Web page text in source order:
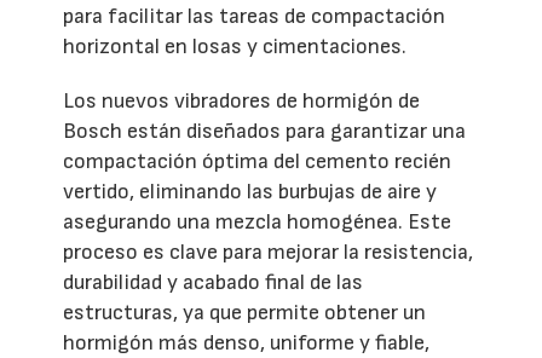
para facilitar las tareas de compactación
horizontal en losas y cimentaciones.
Los nuevos vibradores de hormigón de
Bosch están diseñados para garantizar una
compactación óptima del cemento recién
vertido, eliminando las burbujas de aire y
asegurando una mezcla homogénea. Este
proceso es clave para mejorar la resistencia,
durabilidad y acabado final de las
estructuras, ya que permite obtener un
hormigón más denso, uniforme y fiable,